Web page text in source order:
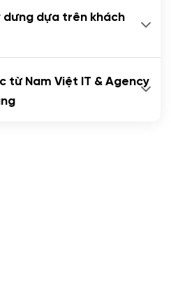
dưng dựa trên khách
từ Nam Việt IT & Agency